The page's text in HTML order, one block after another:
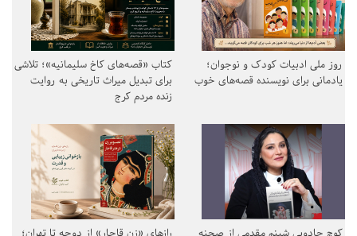
روز ملی ادبیات کودک و نوجوان؛
یادمانی برای نویسنده قصه‌های خوب
کتاب «قصه‌های کاخ سلیمانیه»؛ تلاشی
برای تبدیل میراث تاریخی به روایت
زنده مردم کرج